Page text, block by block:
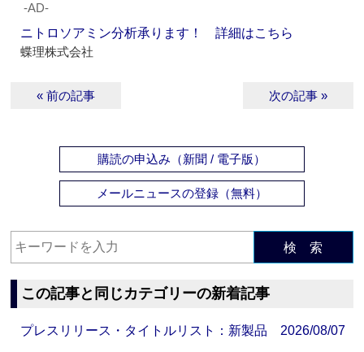
‐AD‐
ニトロソアミン分析承ります！ 詳細はこちら
蝶理株式会社
« 前の記事 次の記事 »
購読の申込み（新聞 / 電子版）
メールニュースの登録（無料）
検 索
この記事と同じカテゴリーの新着記事
プレスリリース・タイトルリスト：新製品 2026/08/07